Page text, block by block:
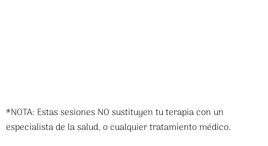
*NOTA: Estas sesiones NO sustituyen tu terapia con un
especialista de la salud, o cualquier tratamiento médico.